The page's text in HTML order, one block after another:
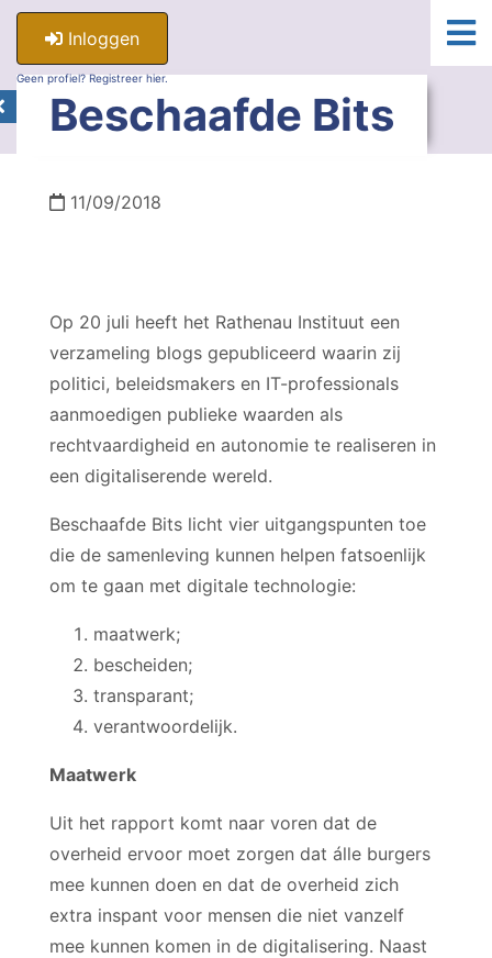
Inloggen
Geen profiel? Registreer hier.
Beschaafde Bits
11/09/2018
Op 20 juli heeft het Rathenau Instituut een
verzameling blogs gepubliceerd waarin zij
politici, beleidsmakers en IT-professionals
aanmoedigen publieke waarden als
rechtvaardigheid en autonomie te realiseren in
een digitaliserende wereld.
Beschaafde Bits licht vier uitgangspunten toe
die de samenleving kunnen helpen fatsoenlijk
om te gaan met digitale technologie:
maatwerk;
bescheiden;
transparant;
verantwoordelijk.
Maatwerk
Uit het rapport komt naar voren dat de
overheid ervoor moet zorgen dat álle burgers
mee kunnen doen en dat de overheid zich
extra inspant voor mensen die niet vanzelf
mee kunnen komen in de digitalisering. Naast